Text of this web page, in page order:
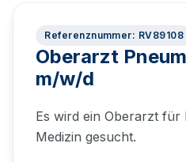
Referenznummer: RV89108
Oberarzt
m/w/d
Es wird ein Oberarzt für
Medizin gesucht.